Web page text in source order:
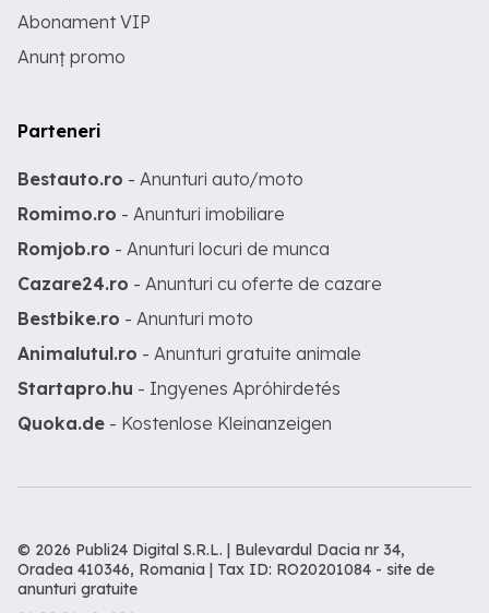
Abonament VIP
Anunț promo
Parteneri
Bestauto.ro - Anunturi auto/moto
Romimo.ro - Anunturi imobiliare
Romjob.ro - Anunturi locuri de munca
Cazare24.ro - Anunturi cu oferte de cazare
Bestbike.ro - Anunturi moto
Animalutul.ro - Anunturi gratuite animale
Startapro.hu - Ingyenes Apróhirdetés
Quoka.de - Kostenlose Kleinanzeigen
© 2026 Publi24 Digital S.R.L. | Bulevardul Dacia nr 34,
Oradea 410346, Romania | Tax ID: RO20201084 - site de
anunturi gratuite